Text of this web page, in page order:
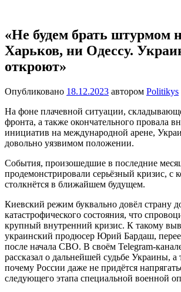
содержимому
один
сайт
на
WordPress
«Не будем брать штурмом
Харьков, ни Одессу.
откроют»
Опубликовано 18.12.2023 автором Politikys
На фоне плачевной ситуации,
фронта, а также окончательного провала
инициатив на международной арене,
довольно уязвимом положении.
События, произошедшие в последние
продемонстрировали серьёзный кризис, с
столкнётся в ближайшем будущем.
Киевский режим буквально довёл страну
катастрофического состояния, что
крупный внутренний кризис. К такому
украинский продюсер Юрий Бардаш,
после начала СВО. В своём Telegram-
рассказал о дальнейшей судьбе Украины, а
почему России даже не придётся
следующего этапа специальной военной